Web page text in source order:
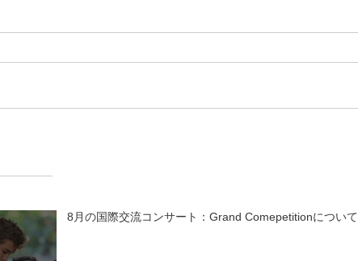
8月の国際交流コンサート：Grand Comepetitionについて